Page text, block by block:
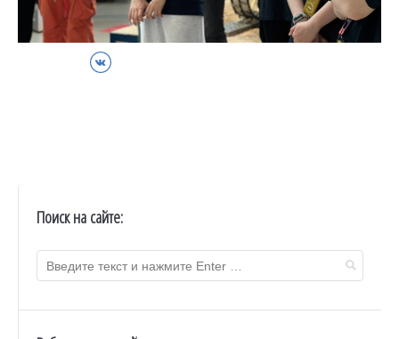
ВКонтакте
Поиск на сайте: